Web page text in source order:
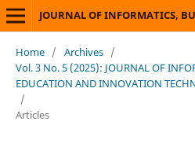
Home / Archives /
Vol. 3 No. 5 (2025): JOURNAL OF
EDUCATION AND INNOVATION
/
Articles